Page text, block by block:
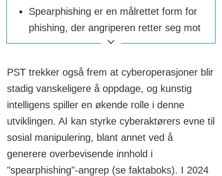
Spearphishing er en målrettet form for
phishing, der angriperen retter seg mot
en spesifikk person eller organisasjon
Dette i motsetning til generelle phishing-
Spearphishing er skreddersydd og
PST trekker også frem at cyberoperasjoner blir
stadig vanskeligere å oppdage, og kunstig
intelligens spiller en økende rolle i denne
utviklingen. AI kan styrke cyberaktørers evne til
sosial manipulering, blant annet ved å
generere overbevisende innhold i
"spearphishing"-angrep (se faktaboks). I 2024